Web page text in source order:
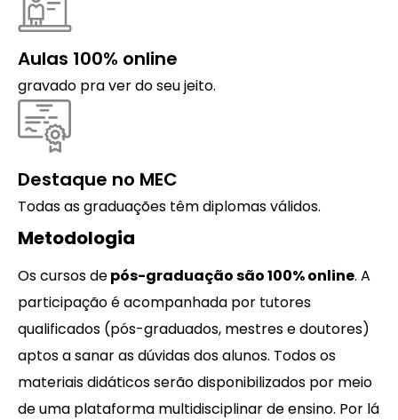
Aulas 100% online
gravado pra ver do seu jeito.
Destaque no MEC
Todas as graduações têm diplomas válidos.
Metodologia
Os cursos depós-graduação são 100% online. A
participação é acompanhada por tutores
qualificados (pós-graduados, mestres e doutores)
aptos a sanar as dúvidas dos alunos. Todos os
materiais didáticos serão disponibilizados por meio
de uma plataforma multidisciplinar de ensino. Por lá